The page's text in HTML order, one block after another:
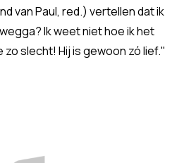
van Paul, red.) vertellen dat ik
Ik weet niet hoe ik het
zo slecht! Hij is gewoon zó lief."